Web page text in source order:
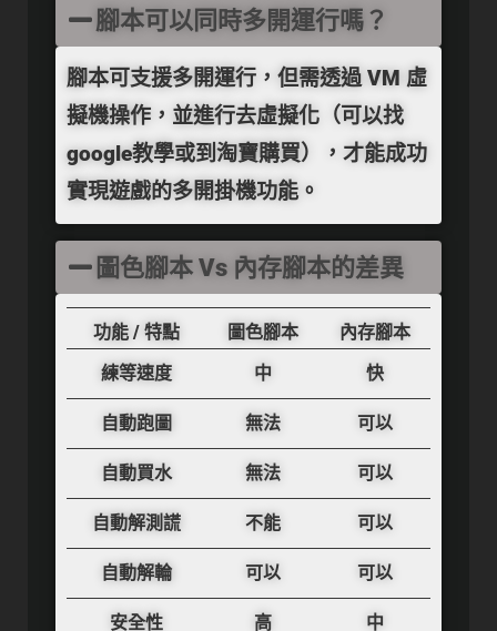
腳本可以同時多開運行嗎？
腳本可支援多開運行 ，但需透過VM 虛
擬機操作 ，並進行去虛擬化（可以找
google教學或到淘寶購買）
，才能成功
實現遊戲的多開掛機功能。
圖色腳本 Vs 內存腳本的差異
功能 / 特點 圖色腳本
內存腳本
練等速度
中 快
自動跑圖 無法 可以
自動買水 無法 可以
自動解測謊 不能 可以
自動解輪 可以 可以
安全性 高 中